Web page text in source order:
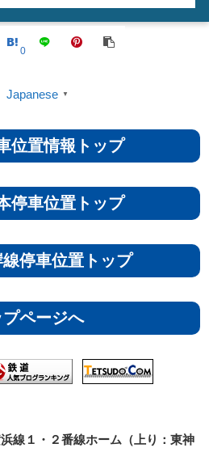
0
Japanese ▼
位置情報トップ
停車位置トップ
停車位置トップ
プページへ
線１・２番線ホーム（上り：東神